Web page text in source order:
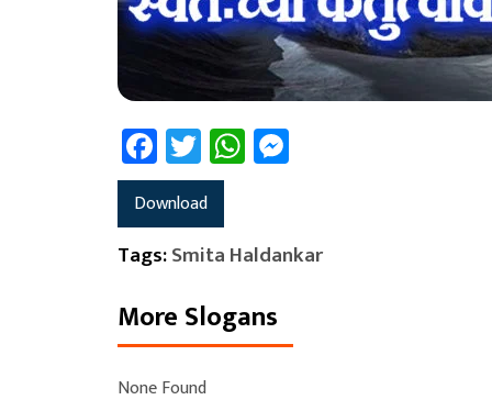
Facebook
TwitterWhatsApp
Download
Tags:Smita Haldankar
More Slogans
None Found